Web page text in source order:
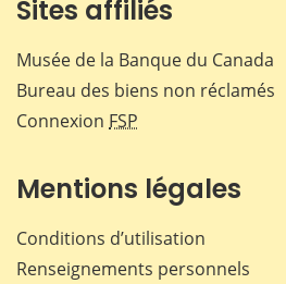
Sites affiliés
Musée de la Banque du Canada
Bureau des biens non réclamés
Connexion FSP
Mentions légales
Conditions d’utilisation
Renseignements personnels